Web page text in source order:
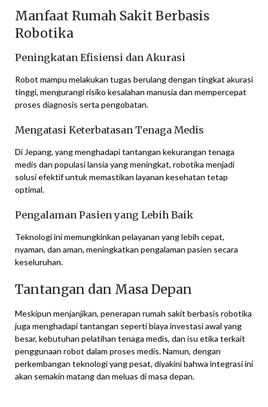
Manfaat Rumah Sakit Berbasis
Robotika
Peningkatan Efisiensi dan Akurasi
Robot mampu melakukan tugas berulang dengan tingkat akurasi
tinggi, mengurangi risiko kesalahan manusia dan mempercepat
proses diagnosis serta pengobatan.
Mengatasi Keterbatasan Tenaga Medis
Di Jepang, yang menghadapi tantangan kekurangan tenaga
medis dan populasi lansia yang meningkat, robotika menjadi
solusi efektif untuk memastikan layanan kesehatan tetap
optimal.
Pengalaman Pasien yang Lebih Baik
Teknologi ini memungkinkan pelayanan yang lebih cepat,
nyaman, dan aman, meningkatkan pengalaman pasien secara
keseluruhan.
Tantangan dan Masa Depan
Meskipun menjanjikan, penerapan rumah sakit berbasis robotika
juga menghadapi tantangan seperti biaya investasi awal yang
besar, kebutuhan pelatihan tenaga medis, dan isu etika terkait
penggunaan robot dalam proses medis. Namun, dengan
perkembangan teknologi yang pesat, diyakini bahwa integrasi ini
akan semakin matang dan meluas di masa depan.